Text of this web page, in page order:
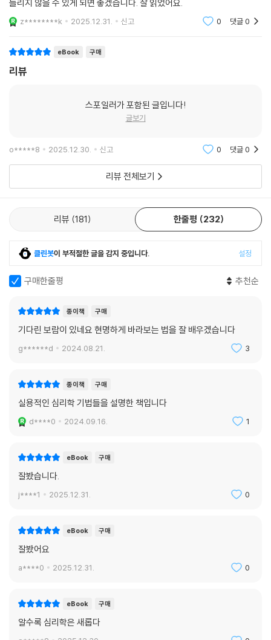
- 영업 및 고객 서비스 : 영업 전문가는 프로파일러의 기술과 유사한 방식
전략적으로 접근합니다. 예를 들어, 영업사원은 심리적 프로파일링을 사용
해 고객이 개인적이고 감정적인 접근 방식에 더 반응할 가능성이 높은지,
매장에서 제품을 판매할 때도 손님이 매장에 들어올 때의 시선 마주침 등
‘이 고객은 40대 중반 남성. 항상 자료를 먼저 요청하고 질문은 시간이 흐
른 후에 했던 그의 특성으로 보아 그는 매우 분석적이며 데이터와 논리를
기반으로 결정을 내리는 경향이 있다. 과도한 관심은 오히려 그를 멀어지
인 관계 구축을 싫어하는 것 같지는 않다. 그를 효과적으로 참여시키기 위
해서는 일단 데이터를 기반으로 정보 위주로 전달하는 것을 시작해야겠다.
기적인 고객이 될 수 있겠다.’
파할까? 3-4. 실생활에서 활용하는 방법」 중에서
① 자신의 필드로 상대를 끌어내기
처음 대화가 시작되면 서로 자신의 권위를 세우고 상대가 자신을 신뢰하도
록 라포 형성에 집중하게 되겠죠. 프로파일러라면 자신이 프로파일러로서
우에서는 다음처럼 응용해서 말할 수 있습니다.
“이성적으로 생각하려고 애쓰다 보니 뭔가 답이 애매하면 확실히 하게 되
더라고요.”
누구의 목적에 맞는 라포가 형성되고 있는지 먼저 생각해보고, ② 자신의
확증편향적인 잘못된 신뢰를 내려놓고, ③ 나의 이미지에 맞는 라포를 형
성하도록 애써야 할 것입니다. 만약 이렇게 하는 것이 힘들다면, 상대가 형
그리고 상대가 선의로 콜드리딩을 시도하는 것이 아니라면 그 의도를 판단
하고 끌려가지 않아야 합니다. 물론 상대의 의도를 섣불리 판단할 수는 없
겠지만, 상대가 미약한 근거로 어떤 결론을 내리고 나에게 어떤 행동을 유
도하거나 생각의 변화를 끌어내려고 한다면 그것은 경계해야 합니다.
계적으로 하는 질문들입니다. 더블 바인드나 미묘한 문장들이 여기에 포함
되겠죠. 이를 벗어나기 위해서는 상대의 질문 외에도 다른 관점이 있음을
기억해야 합니다. 상대가 질문했다고 해서 그에 대한 답을 하는 데에만 집
들리지 않을 수 있게 되면 좋겠습니다. 잘 읽었어요.
z********k 2025.12.31. 신고 0 댓글0
eBook 구매
리뷰
스포일러가 포함된 글입니다!
글보기
o*****8 2025.12.30. 신고 0 댓글0
리뷰 전체보기
리뷰 181 한줄평 232
클린봇이 부적절한 글을 감지 중입니다. 설정
구매한줄평 추천순
종이책 구매
기다린 보람이 있네요 현명하게 바라보는 법을 잘 배우겠습니다
g******d 2024.08.21. 3
종이책 구매
실용적인 심리학 기법들을 설명한 책입니다
d****0 2024.09.16. 1
eBook 구매
잘봤습니다.
j****1 2025.12.31. 0
eBook 구매
잘봤어요
a****0 2025.12.31. 0
eBook 구매
알수록 심리학은 새롭다